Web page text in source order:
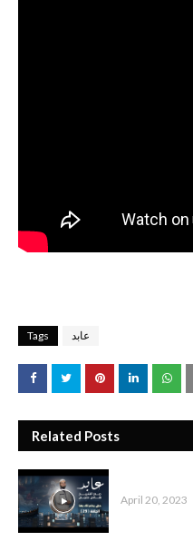
Tags عابد
Related Posts
April 20, 2023